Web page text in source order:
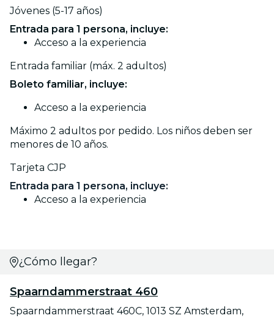
Jóvenes (5-17 años)
Entrada para 1 persona, incluye:
Acceso a la experiencia
Entrada familiar (máx. 2 adultos)
Boleto familiar, incluye:
Acceso a la experiencia
Máximo 2 adultos por pedido. Los niños deben ser
menores de 10 años.
Tarjeta CJP
Entrada para 1 persona, incluye:
Acceso a la experiencia
¿Cómo llegar?
Spaarndammerstraat 460
Spaarndammerstraat 460C, 1013 SZ Amsterdam,